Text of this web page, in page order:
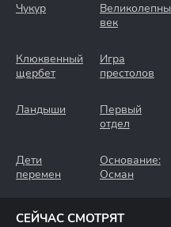
Чукур
Великолепный
век
Клюквенный
щербет
Игра
престолов
Ландыши
Первый
отдел
Дети
перемен
Основание:
Осман
СЕЙЧАС СМОТРЯТ